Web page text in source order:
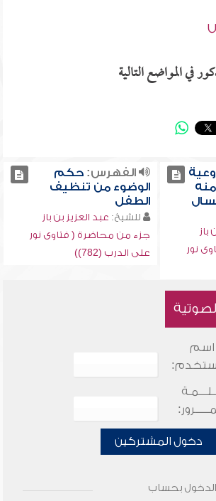
في المواضع التالية
باز
نور
الفهرس:حكم
الوضوء من تنظيف
الطفل
للشيخ: عبد العزيز بن باز
جزء من محاضرة ( فتاوى نور
على الدرب (782))
اسم
دخول المشتركين
الدخول بحساب